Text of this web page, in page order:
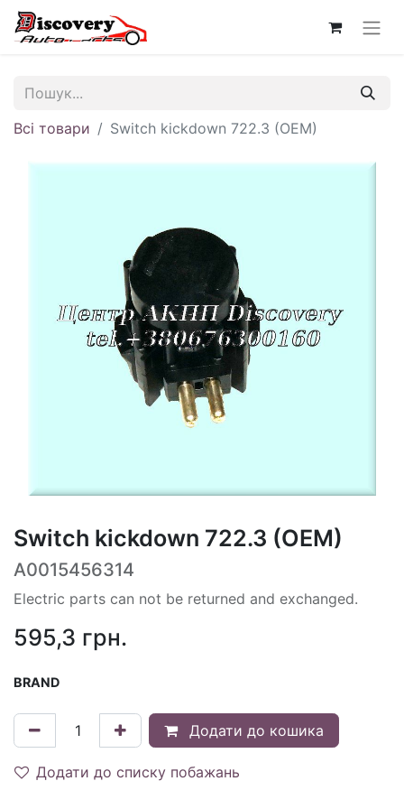
Всі товари Switch kickdown 722.3 (OEM)
Switch kickdown 722.3 (OEM)
A0015456314
Electric parts can not be returned and exchanged.
595,3 грн.
BRAND
Додати до кошика
Додати до списку побажань